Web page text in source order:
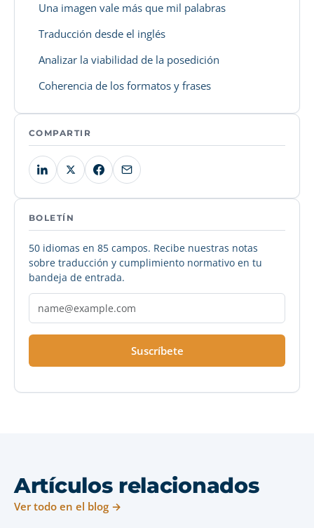
Una imagen vale más que mil palabras
Traducción desde el inglés
Analizar la viabilidad de la posedición
Coherencia de los formatos y frases
COMPARTIR
BOLETÍN
50 idiomas en 85 campos. Recibe nuestras notas
sobre traducción y cumplimiento normativo en tu
bandeja de entrada.
Suscríbete
Artículos relacionados
Ver todo en el blog →